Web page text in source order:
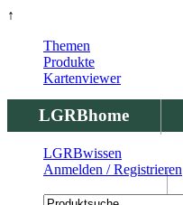
↑
LGRBhome
LGRBbohrungen
Themen
Produkte
Kartenviewer
LGRBwissen
Anmelden / Registrieren